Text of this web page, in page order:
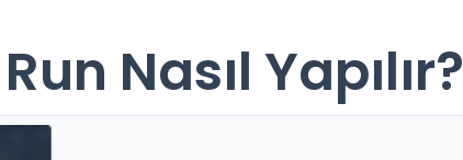
Nasıl Yapılır?